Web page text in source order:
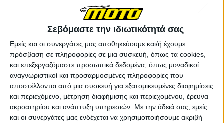
Σεβόμαστε την ιδιωτικότητά σας
Εμείς και οι συνεργάτες μας αποθηκεύουμε και/ή έχουμε
πρόσβαση σε πληροφορίες σε μια συσκευή, όπως τα cookies,
και επεξεργαζόμαστε προσωπικά δεδομένα, όπως μοναδικοί
αναγνωριστικοί και προσαρμοσμένες πληροφορίες που
αποστέλλονται από μια συσκευή για εξατομικευμένες διαφημίσεις
και περιεχόμενο, μέτρηση διαφήμισης και περιεχομένου, έρευνα
ακροατηρίου και ανάπτυξη υπηρεσιών. Με την άδειά σας, εμείς
και οι συνεργάτες μας ενδέχεται να χρησιμοποιήσουμε ακριβή
Πίσω από τους τρεις αναβάτες(με τρεις μοτοσυκλέτες
από διαφορετικούς κατασκευαστές,
Ducati –
, θα ξεκινήσουν από τη δεύτερη σειρά οι
Crutchlow, Lorenzo και Zarco, με τον βρετανό να
αγωνίζεται κι αυτός τραυματισμένος μετά από...
οικιακό ατύχημα που είχε, καθώς κατάφερε να κόψει
με μαχαίρι και τον τένοντά του εκτός από την
παρμεζάνα που επιχείρησε να τεμαχίσει. Μάλιστα, γι’
αυτό περιστατικό έγινε αποδέκτης πειραγμάτων από
το σύνολο σχεδόν των paddock...